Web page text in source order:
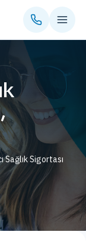
Sağlık Sigortası